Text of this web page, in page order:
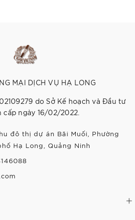
MẠI DỊCH VỤ HẠ LONG
do Sở Kế hoạch và Đầu tư
ngày 16/02/2022.
đô thị dự án Bãi Muối, Phường
Hạ Long, Quảng Ninh